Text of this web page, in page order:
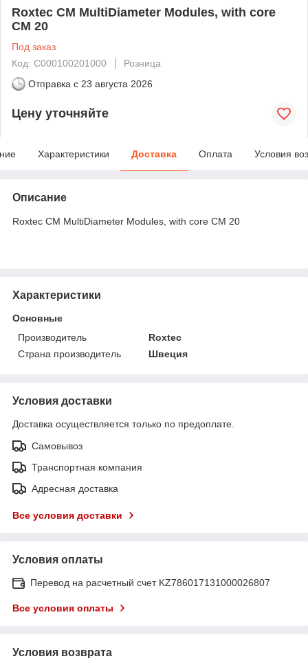
Roxtec CM MultiDiameter Modules, with core
CM 20
Под заказ
Код: C000100201000
Розница
Отправка с 23 августа 2026
Цену уточняйте
Характеристики Доставка Оплата Условия
Описание
Roxtec CM MultiDiameter Modules, with core CM 20
Характеристики
Основные
Производитель
Roxtec
Страна производитель
Швеция
Условия доставки
Доставка осуществляется только по предоплате.
Самовывоз
Транспортная компания
Адресная доставка
Все условия доставки
Условия оплаты
Перевод на расчетный счет KZ786017131000026807
Все условия оплаты
Условия возврата